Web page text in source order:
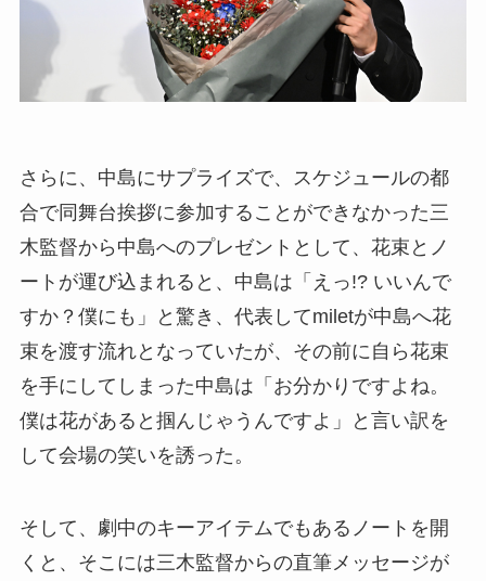
さらに、中島にサプライズで、スケジュールの都
合で同舞台挨拶に参加することができなかった三
木監督から中島へのプレゼントとして、花束とノ
ートが運び込まれると、中島は「えっ!? いいんで
すか？僕にも」と驚き、代表してmiletが中島へ花
束を渡す流れとなっていたが、その前に自ら花束
を手にしてしまった中島は「お分かりですよね。
僕は花があると掴んじゃうんですよ」と言い訳を
して会場の笑いを誘った。
そして、劇中のキーアイテムでもあるノートを開
くと、そこには三木監督からの直筆メッセージが